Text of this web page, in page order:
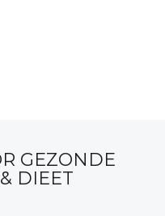
GEZONDE
DIEET